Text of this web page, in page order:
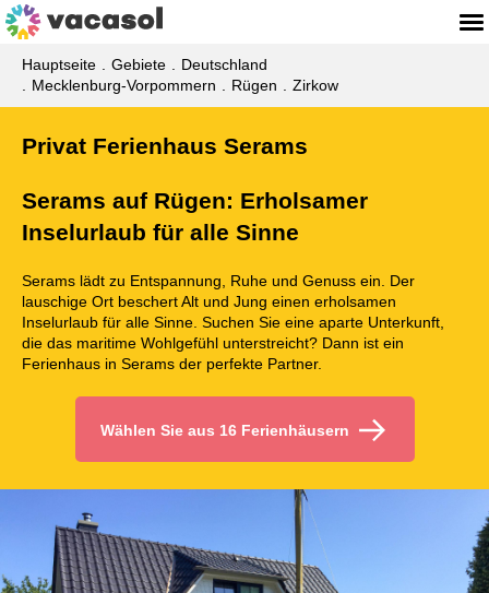
Hauptseite Gebiete
Deutschland
Mecklenburg-Vorpommern
Rügen Zirkow
Privat Ferienhaus Serams
Serams auf Rügen: Erholsamer
Inselurlaub für alle Sinne
Serams lädt zu Entspannung, Ruhe und Genuss ein. Der
lauschige Ort beschert Alt und Jung einen erholsamen
Inselurlaub für alle Sinne. Suchen Sie eine aparte Unterkunft,
die das maritime Wohlgefühl unterstreicht? Dann ist ein
Ferienhaus in Serams der perfekte Partner.
Wählen Sie aus 16 Ferienhäusern